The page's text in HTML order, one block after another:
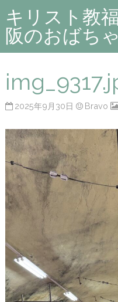
キリスト教
阪のおばち
2025年9月30日 Bravo